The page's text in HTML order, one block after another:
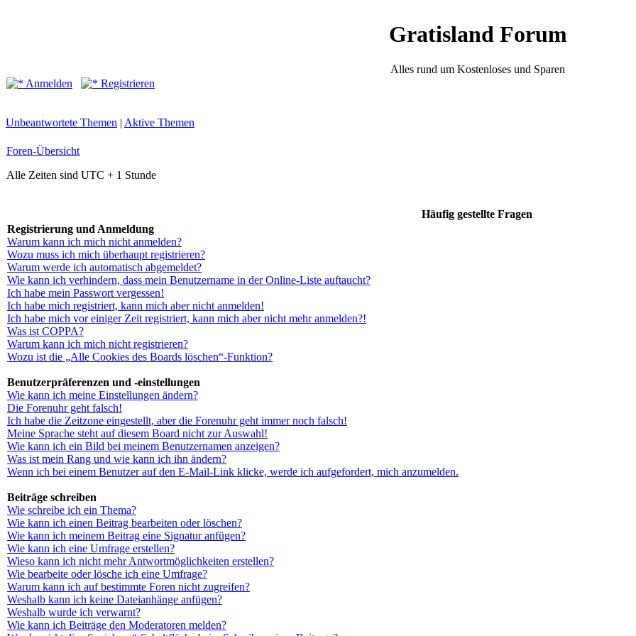
Gratisland Forum
Alles rund um Kostenloses und Sparen
Anmelden
Registrieren
Unbeantwortete Themen | Aktive Themen
Foren-Übersicht
Alle Zeiten sind UTC + 1 Stunde
Häufig gestellte Fragen
Registrierung und Anmeldung
Warum kann ich mich nicht anmelden?
Wozu muss ich mich überhaupt registrieren?
Warum werde ich automatisch abgemeldet?
Wie kann ich verhindern, dass mein Benutzername in der Online-Liste auftaucht?
Ich habe mein Passwort vergessen!
Ich habe mich registriert, kann mich aber nicht anmelden!
Ich habe mich vor einiger Zeit registriert, kann mich aber nicht mehr anmelden?!
Was ist COPPA?
Warum kann ich mich nicht registrieren?
Wozu ist die „Alle Cookies des Boards löschen“-Funktion?
Benutzerpräferenzen und -einstellungen
Wie kann ich meine Einstellungen ändern?
Die Forenuhr geht falsch!
Ich habe die Zeitzone eingestellt, aber die Forenuhr geht immer noch falsch!
Meine Sprache steht auf diesem Board nicht zur Auswahl!
Wie kann ich ein Bild bei meinem Benutzernamen anzeigen?
Was ist mein Rang und wie kann ich ihn ändern?
Wenn ich bei einem Benutzer auf den E-Mail-Link klicke, werde ich aufgefordert, mich anzumelden.
Beiträge schreiben
Wie schreibe ich ein Thema?
Wie kann ich einen Beitrag bearbeiten oder löschen?
Wie kann ich meinem Beitrag eine Signatur anfügen?
Wie kann ich eine Umfrage erstellen?
Wieso kann ich nicht mehr Antwortmöglichkeiten erstellen?
Wie bearbeite oder lösche ich eine Umfrage?
Warum kann ich auf bestimmte Foren nicht zugreifen?
Weshalb kann ich keine Dateianhänge anfügen?
Weshalb wurde ich verwarnt?
Wie kann ich Beiträge den Moderatoren melden?